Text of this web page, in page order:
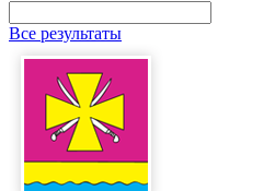
Все результаты